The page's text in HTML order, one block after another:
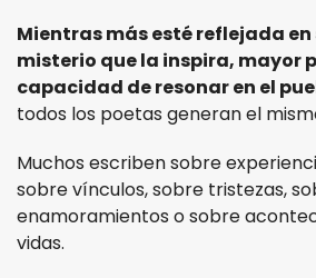
Mientras más esté reflejada en
misterio que la inspira, mayor
capacidad de resonar en el
todos los poetas generan el
Muchos escriben sobre
sobre vínculos, sobre tristezas,
enamoramientos o sobre
vidas.